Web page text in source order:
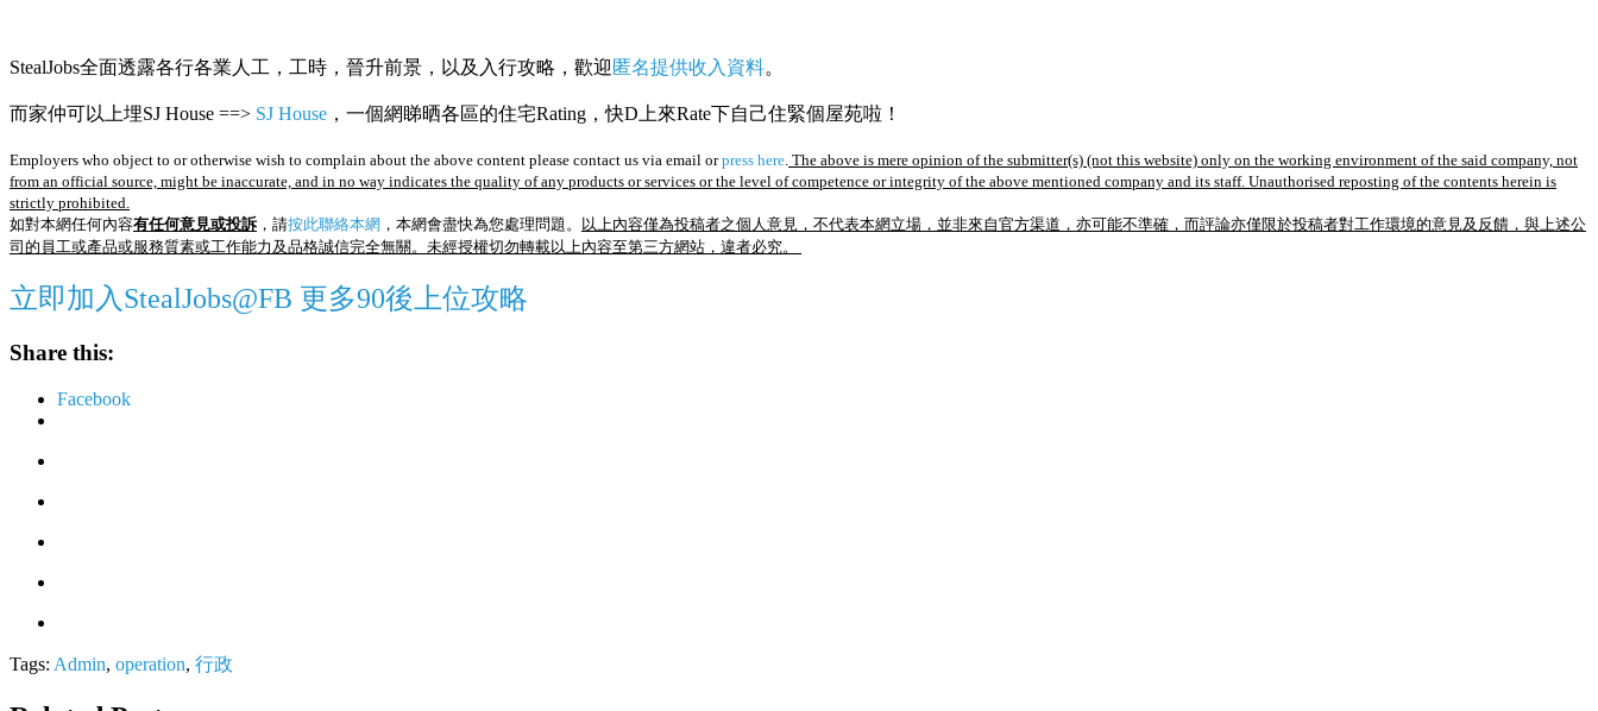
StealJobs全面透露各行各業人工，工時，晉升前景，以及入行攻略，歡迎 匿名提供收入資料。
而家仲可以上埋SJ House ==> SJ House ，一個網睇晒各區的住宅Rating，快D上來Rate下自己住緊個屋苑啦！
Employers who object to or otherwise wish to complain about the above content please contact us via email orpress here. The above is mere opinion of the submitter(s) (not this website) only on the working environment of the said company, not
from an official source, might be inaccurate, and in no way indicates the quality of any products or services or the level of competence or integrity of the above mentioned company and its staff. Unauthorised reposting of the contents herein is
strictly prohibited.
如對本網任何內容有任何意見或投訴 ，請按此聯絡本網 ，本網會盡快為您處理問題。
以上內容僅為投稿者之個人意見，不代表本網立場，並非來自官方渠道，亦可能不準確，而評論亦僅限於投稿者對工作環境的意見及反饋，與上述公
司的員工或產品或服務質素或工作能力及品格誠信完全無關。未經授權切勿轉載以上內容至第三方網站，違者必究。
立即加入StealJobs@FB 更多90後上位攻略
Share this:
Facebook
Tags: Admin, operation, 行政